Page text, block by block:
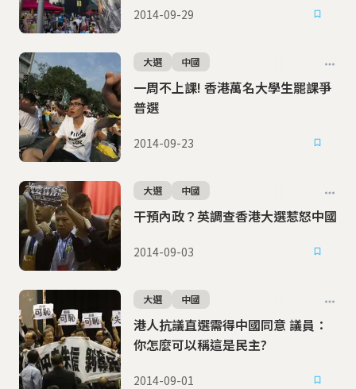
2014-09-29
一周不上課! 香港萬名大學生罷課爭
普選
大選 中國
2014-09-23
干預內政？英調查香港大選惹怒中國
大選 中國
2014-09-03
港人抗議直選需得中國同意 議員：
你怎麼可以稱這是民主?
大選 中國
2014-09-01